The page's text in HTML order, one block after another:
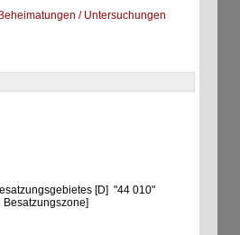
Beheimatungen / Untersuchungen
[D] "44 010"